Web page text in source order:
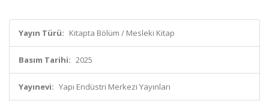
Yayın Türü: Kitapta Bölüm / Mesleki Kitap
Basım Tarihi: 2025
Yayınevi: Yapı Endüstri Merkezi Yayınları